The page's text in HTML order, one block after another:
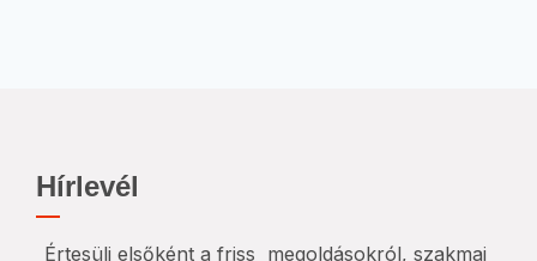
Hírlevél
Értesülj elsőként a friss megoldásokról, szakmai